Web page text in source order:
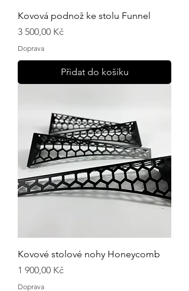
Kovová podnož ke stolu Funnel
Cena
3 500,00 Kč
Doprava
Přidat do košíku
Kovové stolové nohy Honeycomb
Cena
1 900,00 Kč
Doprava